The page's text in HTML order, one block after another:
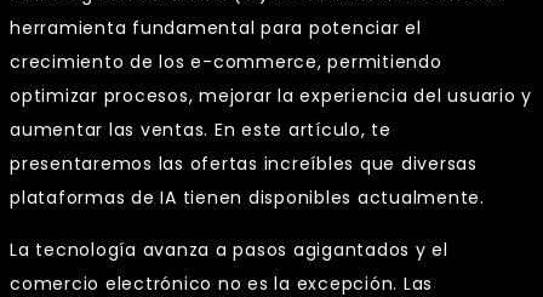
herramienta fundamental para potenciar el
crecimiento de los e-commerce, permitiendo
optimizar procesos, mejorar la experiencia del usuario y
aumentar las ventas. En este artículo, te
presentaremos las ofertas increíbles que diversas
plataformas de IA tienen disponibles actualmente.
La tecnología avanza a pasos agigantados y el
comercio electrónico no es la excepción. Las